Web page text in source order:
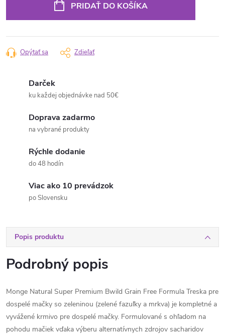
PRIDAŤ DO KOŠÍKA
Opýtať sa Zdieľať
Darček
ku každej objednávke nad 50€
Doprava zadarmo
na vybrané produkty
Rýchle dodanie
do 48 hodín
Viac ako 10 prevádzok
po Slovensku
Popis produktu
Podrobný popis
Monge Natural Super Premium Bwild Grain Free Formula Treska pre
dospelé mačky so zeleninou (zelené fazuľky a mrkva) je kompletné a
vyvážené krmivo pre dospelé mačky. Formulované s ohľadom na
pohodu mačiek vďaka výberu alternatívnych zdrojov sacharidov